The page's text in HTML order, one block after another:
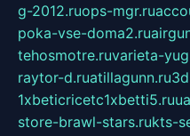
g-2012.ruops-mgr.ru
poka-vse-doma2.ru
tehosmotre.ruvarieta-
raytor-d.ruatillagunn.ru
1xbeticricetc1xbetti5.ru
store-brawl-stars.rukts-